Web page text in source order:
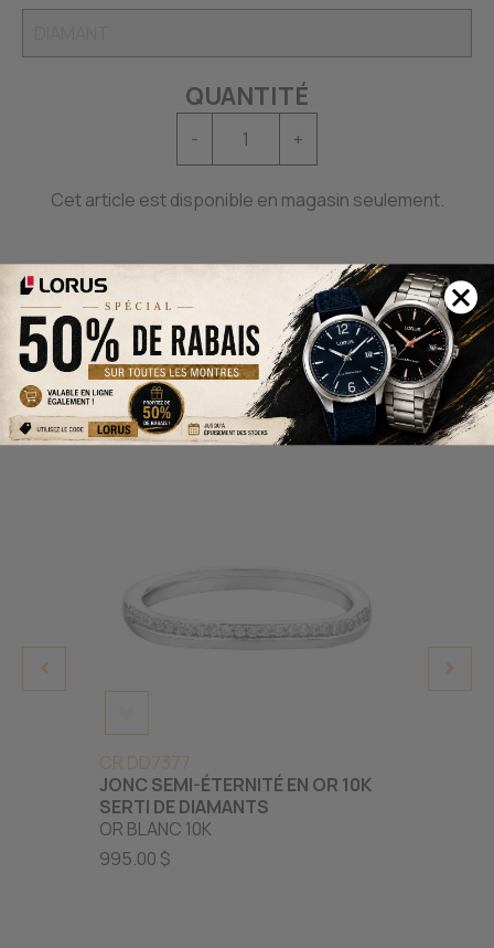
QUANTITÉ
- +
Cet article est disponible en magasin seulement.
D'AUTRES PRODUITS QUI
POURRAIENT VOUS
INTÉRESSER
CR DD7377
JONC SEMI-ÉTERNITÉ EN OR 10K
SERTI DE DIAMANTS
OR BLANC 10K
995.00 $